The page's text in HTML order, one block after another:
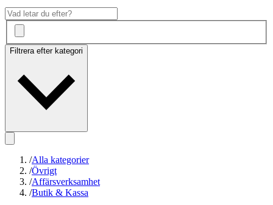
Filtrera efter kategori
/Alla kategorier
/Övrigt
/Affärsverksamhet
/Butik & Kassa